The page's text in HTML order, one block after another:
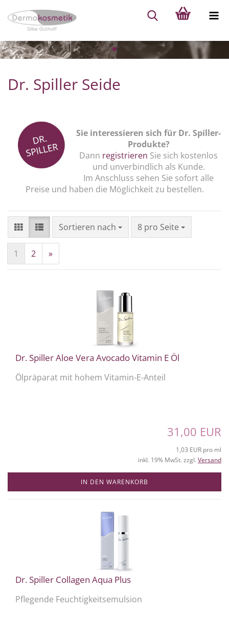
Dr. Spiller Seide
Sie interessieren sich für Dr. Spiller-
Produkte?
Dann registrieren Sie sich kostenlos
und unverbindlich als Kunde.
Im Anschluss sehen Sie sofort alle
Preise und haben die Möglichkeit zu bestellen.
Sortieren nach
Sortieren nach 8 pro Seite
pro Seite
1 2 »
Dr. Spiller Aloe Vera Avocado Vitamin E Öl
Ölpräparat mit hohem Vitamin-E-Anteil
31,00 EUR
1,03 EUR pro ml
inkl. 19% MwSt. zzgl. Versand
IN DEN WARENKORB
Dr. Spiller Collagen Aqua Plus
Pflegende Feuchtigkeitsemulsion